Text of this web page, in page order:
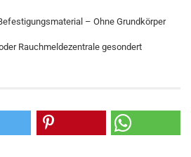
– Ohne Grundkörper
Rauchmeldezentrale gesondert